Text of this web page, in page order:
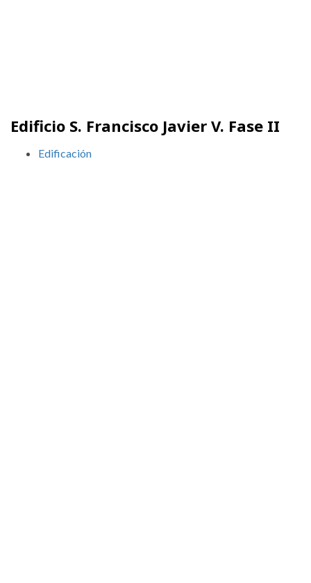
Edificio S. Francisco Javier V. Fase II
Edificación